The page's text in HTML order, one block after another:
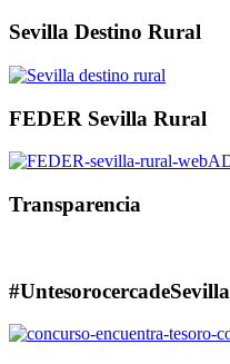
Sevilla Destino Rural
FEDER Sevilla Rural
Transparencia
#UntesorocercadeSevilla